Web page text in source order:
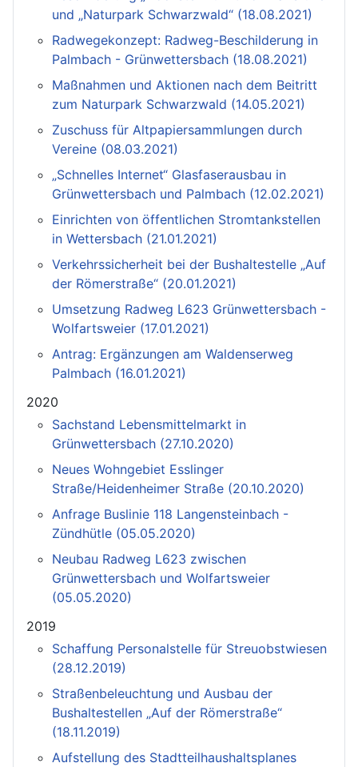
und „Naturpark Schwarzwald“ (18.08.2021)
Radwegekonzept: Radweg-Beschilderung in
Palmbach - Grünwettersbach (18.08.2021)
Maßnahmen und Aktionen nach dem Beitritt
zum Naturpark Schwarzwald (14.05.2021)
Zuschuss für Altpapiersammlungen durch
Vereine (08.03.2021)
„Schnelles Internet“ Glasfaserausbau in
Grünwettersbach und Palmbach (12.02.2021)
Einrichten von öffentlichen Stromtankstellen
in Wettersbach (21.01.2021)
Verkehrssicherheit bei der Bushaltestelle „Auf
der Römerstraße“ (20.01.2021)
Umsetzung Radweg L623 Grünwettersbach -
Wolfartsweier (17.01.2021)
Antrag: Ergänzungen am Waldenserweg
Palmbach (16.01.2021)
2020
Sachstand Lebensmittelmarkt in
Grünwettersbach (27.10.2020)
Neues Wohngebiet Esslinger
Straße/Heidenheimer Straße (20.10.2020)
Anfrage Buslinie 118 Langensteinbach -
Zündhütle (05.05.2020)
Neubau Radweg L623 zwischen
Grünwettersbach und Wolfartsweier
(05.05.2020)
2019
Schaffung Personalstelle für Streuobstwiesen
(28.12.2019)
Straßenbeleuchtung und Ausbau der
Bushaltestellen „Auf der Römerstraße“
(18.11.2019)
Aufstellung des Stadtteilhaushaltsplanes